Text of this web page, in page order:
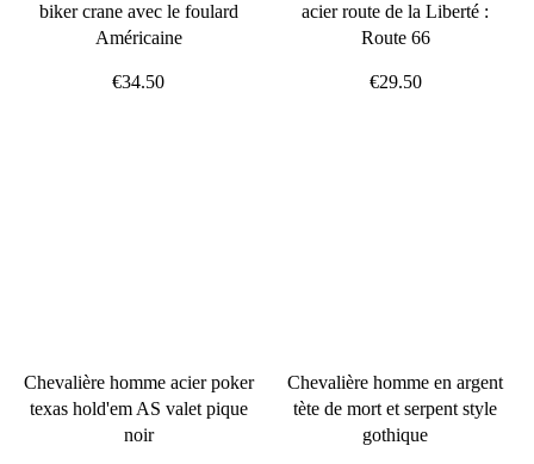
biker crane avec le foulard
Américaine
€34.50
acier route de la Liberté :
Route 66
€29.50
Chevalière homme acier poker
texas hold'em AS valet pique
noir
Chevalière homme en argent
tète de mort et serpent style
gothique